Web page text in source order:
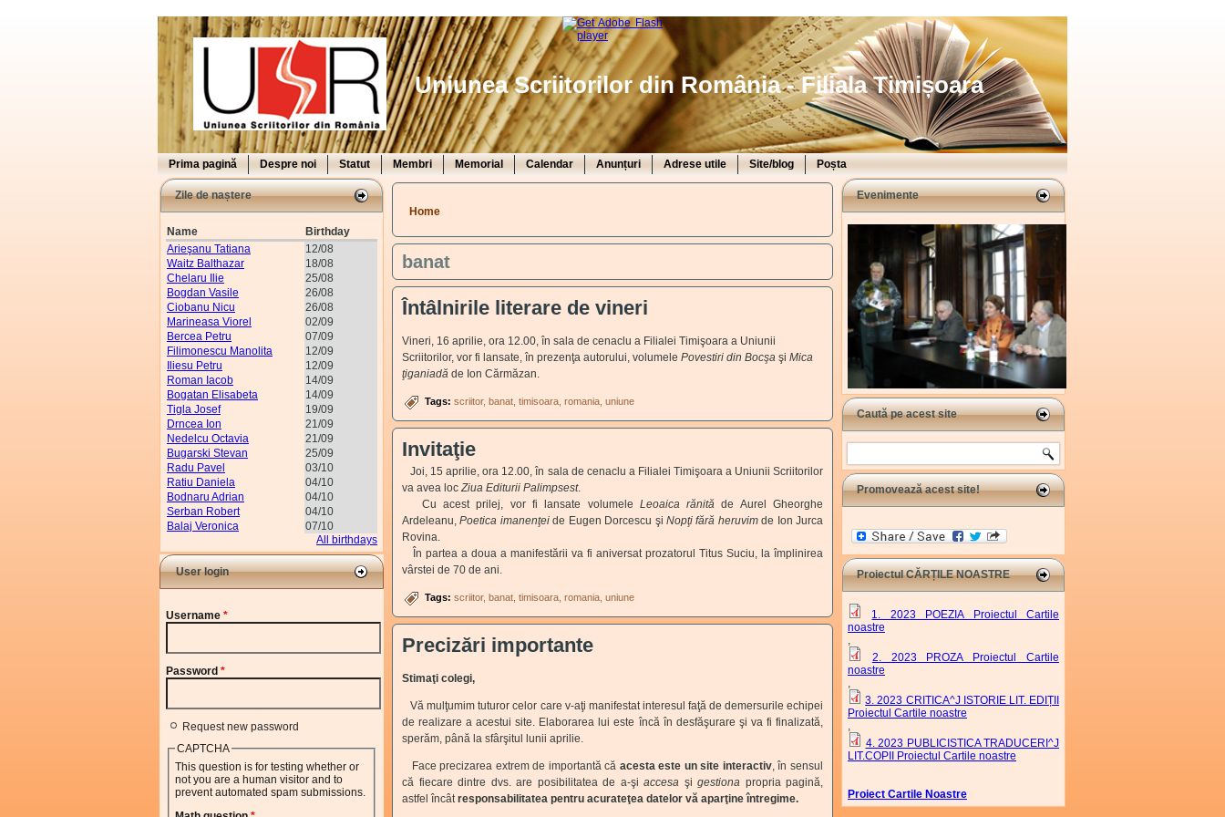
Uniunea Scriitorilor din România - Filiala Timișoara
Prima pagină Despre noi Statut Membri Memorial Calendar Anunțuri Adrese utile Site/blog Poșta
Zile de naștere
Name
Birthday
Arieşanu Tatiana
12/08
Waitz Balthazar
18/08
Chelaru Ilie
25/08
Bogdan Vasile
26/08
Ciobanu Nicu
26/08
Marineasa Viorel
02/09
Bercea Petru
07/09
Filimonescu Manolita
12/09
Iliesu Petru
12/09
Roman Iacob
14/09
Bogatan Elisabeta
14/09
Tigla Josef
19/09
Drncea Ion
21/09
Nedelcu Octavia
21/09
Bugarski Stevan
25/09
Radu Pavel
03/10
Ratiu Daniela
04/10
Bodnaru Adrian
04/10
Serban Robert
04/10
Balaj Veronica
07/10
All birthdays
User login
Username *
Password *
Request new password
CAPTCHA
This question is for testing whether or
not you are a human visitor and to
prevent automated spam submissions.
You are here
Home
banat
Întâlnirile literare de vineri
Vineri, 16 aprilie, ora 12.00, în sala de cenaclu a Filialei Timişoara a Uniunii
Scriitorilor, vor fi lansate, în prezenţa autorului, volumele Povestiri din Bocşa şi Mica
ţiganiadă de Ion Cărmăzan.
Tags: scriitor banat timisoara romania uniune
Invitaţie
Joi, 15 aprilie, ora 12.00, în sala de cenaclu a Filialei Timişoara a Uniunii Scriitorilor
va avea locZiua Editurii Palimpsest.
Cu acest prilej, vor fi lansate volumele Leoaica rănită de Aurel Gheorghe
Ardeleanu,Poetica imanenţeide Eugen Dorcescu şi Nopţi fără heruvimde Ion Jurca
Rovina.
În partea a doua a manifestării va fi aniversat prozatorul Titus Suciu, la împlinirea
vârstei de 70 de ani.
Tags: scriitor banat timisoara romania uniune
Precizări importante
Stimaţi colegi,
Vă mulţumim tuturor celor care v-aţi manifestat interesul faţă de demersurile echipei
de realizare a acestui site. Elaborarea lui este încă în desfăşurare şi va fi finalizată,
sperăm, până la sfârşitul lunii aprilie.
Face precizarea extrem de importantă că acesta este un site interactiv, în sensul
că fiecare dintre dvs. are posibilitatea de a-şi accesa şi gestiona propria pagină,
astfel încâtresponsabilitatea pentru acurateţea datelor vă aparţine întregime.
Evenimente
Caută pe acest site
Search
Promovează acest site!
Proiectul CĂRȚILE NOASTRE
1. 2023 POEZIA Proiectul Cartile
noastre
,
2. 2023 PROZA Proiectul Cartile
noastre
,
3. 2023 CRITICA^J ISTORIE LIT. EDIȚII
Proiectul Cartile noastre
,
4. 2023 PUBLICISTICA TRADUCERI^J
LIT.COPII Proiectul Cartile noastre
Proiect Cartile Noastre